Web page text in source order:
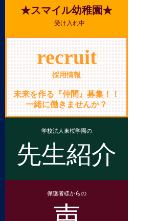
★スマイル幼稚園★
受け入れ中
recruit
採用情報
未来を作る『仲間』募集！！
一緒に働きませんか？
学校法人東桜学園の
先生紹介
保護者様からの